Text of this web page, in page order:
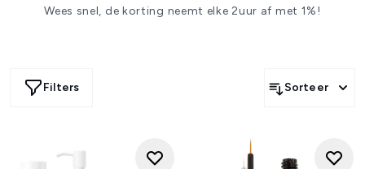
Wees snel, de korting neemt elke 2uur af met 1%!
Filters Sorteer